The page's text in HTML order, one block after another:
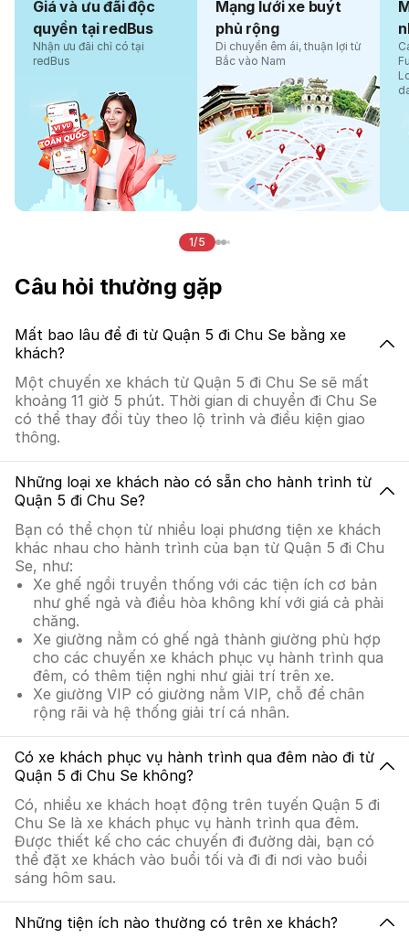
Giá và ưu đãi độc
quyền tại redBus
Nhận ưu đãi chỉ có tại
redBus
Mạng lưới xe buýt
phủ rộng
Di chuyển êm ái, thuận lợi từ
Bắc vào Nam
1/5
Câu hỏi thường gặp
Mất bao lâu để đi từ Quận 5 đi Chu Se bằng xe
khách?
Một chuyến xe khách từ Quận 5 đi Chu Se sẽ mất
khoảng 11 giờ 5 phút. Thời gian di chuyển đi Chu Se
có thể thay đổi tùy theo lộ trình và điều kiện giao
thông.
Những loại xe khách nào có sẵn cho hành trình từ
Quận 5 đi Chu Se?
Bạn có thể chọn từ nhiều loại phương tiện xe khách
khác nhau cho hành trình của bạn từ Quận 5 đi Chu
Se, như:
Xe ghế ngồi truyền thống với các tiện ích cơ bản
như ghế ngả và điều hòa không khí với giá cả phải
chăng.
Xe giường nằm có ghế ngả thành giường phù hợp
cho các chuyến xe khách phục vụ hành trình qua
đêm, có thêm tiện nghi như giải trí trên xe.
Xe giường VIP có giường nằm VIP, chỗ để chân
rộng rãi và hệ thống giải trí cá nhân.
Có xe khách phục vụ hành trình qua đêm nào đi từ
Quận 5 đi Chu Se không?
Có, nhiều xe khách hoạt động trên tuyến Quận 5 đi
Chu Se là xe khách phục vụ hành trình qua đêm.
Được thiết kế cho các chuyến đi đường dài, bạn có
thể đặt xe khách vào buổi tối và đi đi nơi vào buổi
sáng hôm sau.
Những tiện ích nào thường có trên xe khách?